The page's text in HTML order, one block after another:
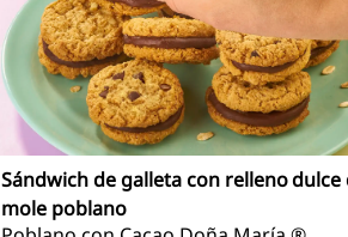
Sándwich de galleta con relleno dulce
mole poblano